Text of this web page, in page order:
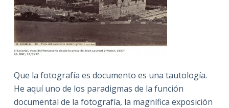
Que la fotografía es documento es una tautología.
He aquí uno de los paradigmas de la función
documental de la fotografía, la magnífica exposición